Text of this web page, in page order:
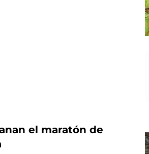
el maratón de